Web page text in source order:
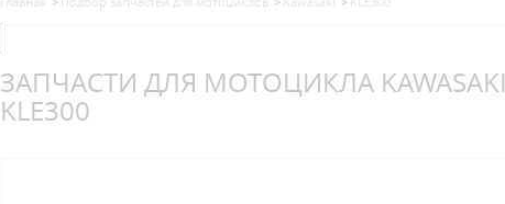
ЗАПЧАСТИ ДЛЯ МОТОЦИКЛА KAWASAKI
KLE300